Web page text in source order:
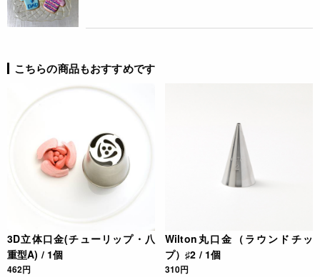
JANコード
こちらの商品もおすすめです
3D立体口金(チューリップ・八
重型A) / 1個
462円
Wilton丸口金（ラウンドチッ
プ）♯2 / 1個
310円